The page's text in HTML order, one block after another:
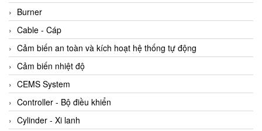
Burner
Cable - Cáp
Cảm biến an toàn và kích hoạt hệ thống tự động
Cảm biến nhiệt độ
CEMS System
Controller - Bộ điều khiển
Cylinder - Xi lanh